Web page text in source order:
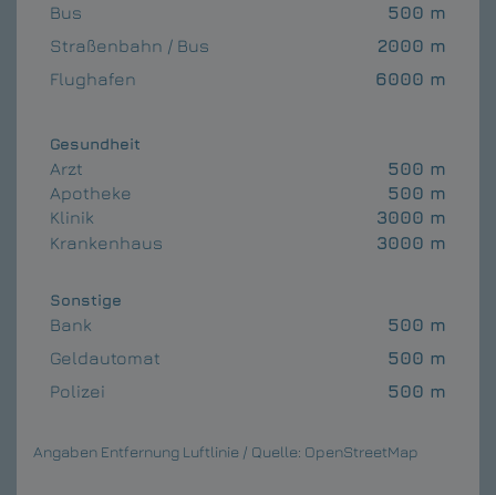
Bus
500 m
Straßenbahn / Bus
2000 m
Flughafen
6000 m
Gesundheit
Arzt
500 m
Apotheke
500 m
Klinik
3000 m
Krankenhaus
3000 m
Sonstige
Bank
500 m
Geldautomat
500 m
Polizei
500 m
Angaben Entfernung Luftlinie / Quelle: OpenStreetMap